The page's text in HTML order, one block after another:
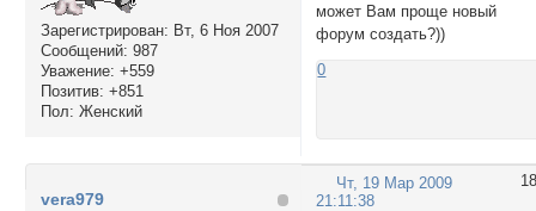
Зарегистрирован: Вт, 6 Ноя 2007
Сообщений: 987
Уважение: +559
Позитив: +851
Пол: Женский
может Вам проще новый
форум создать?))
0
18
Чт, 19 Мар 2009
21:11:38
vera979